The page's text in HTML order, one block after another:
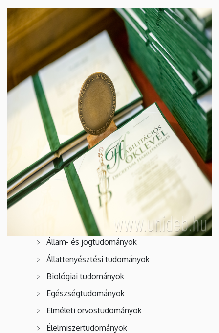
Állam- és jogtudományok
Állattenyésztési tudományok
Biológiai tudományok
Egészségtudományok
Elméleti orvostudományok
Élelmiszertudományok